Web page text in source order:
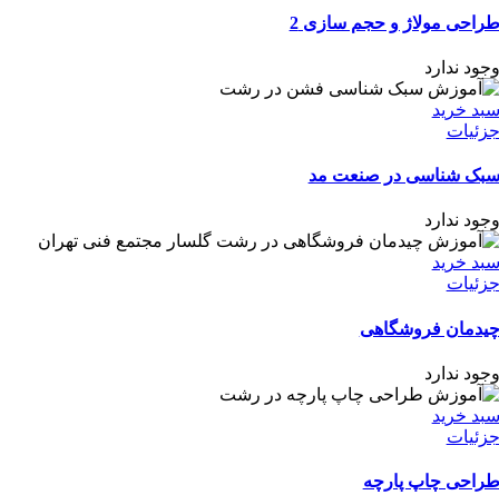
طراحی مولاژ و حجم سازی 2
وجود ندارد
سبد خرید
جزئیات
سبک شناسی در صنعت مد
وجود ندارد
سبد خرید
جزئیات
چیدمان فروشگاهی
وجود ندارد
سبد خرید
جزئیات
طراحی چاپ پارچه